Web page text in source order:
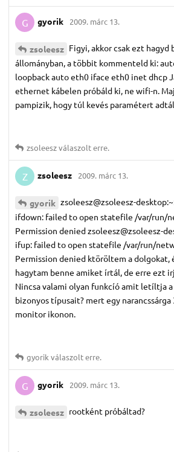
G gyorik 2009. márc 13.
zsoleesz Figyi, akkor csak ezt hagyd
állományban, a többit kommenteld ki:
loopback auto eth0 iface eth0 inet dhcp
ethernet kábelen próbáld ki, ne wifi-n.
pampizik, hogy túl kevés paramétert
zsoleeszválaszolt erre.
Z zsoleesz 2009. márc 13.
gyorik zsoleesz@zsoleesz-
ifdown: failed to open statefile /var/run/
Permission denied zsoleesz@zsoleesz-
ifup: failed to open statefile /var/run/
Permission denied ktöröltem a dolgokat,
hagytam benne amiket írtál, de erre ezt
Nincsa valami olyan funkcíó amit letíltja
bizonyos típusait? mert egy narancssárga
monitor ikonon.
gyorik válaszolt erre.
G gyorik 2009. márc 13.
zsoleesz rootként próbáltad?